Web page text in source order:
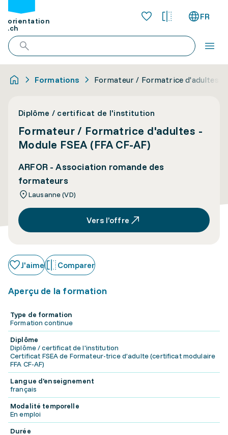
orientation
.ch
FR
Formations Formateur / Formatrice d'adultes -
Diplôme / certificat de l'institution
Formateur / Formatrice d'adultes -
Module FSEA (FFA CF-AF)
ARFOR - Association romande des
formateurs
Lausanne (VD)
Vers l’offre
J'aime Comparer
Aperçu de la formation
Type de formation
Formation continue
Diplôme
Diplôme / certificat de l'institution
Certificat FSEA de Formateur-trice d’adulte (certificat modulaire
FFA CF-AF)
Langue d'enseignement
français
Modalité temporelle
En emploi
Durée